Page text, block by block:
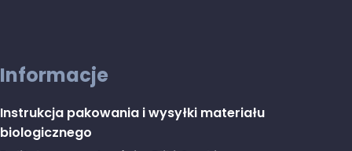
Informacje
Instrukcja pakowania i wysyłki materiału
biologicznego